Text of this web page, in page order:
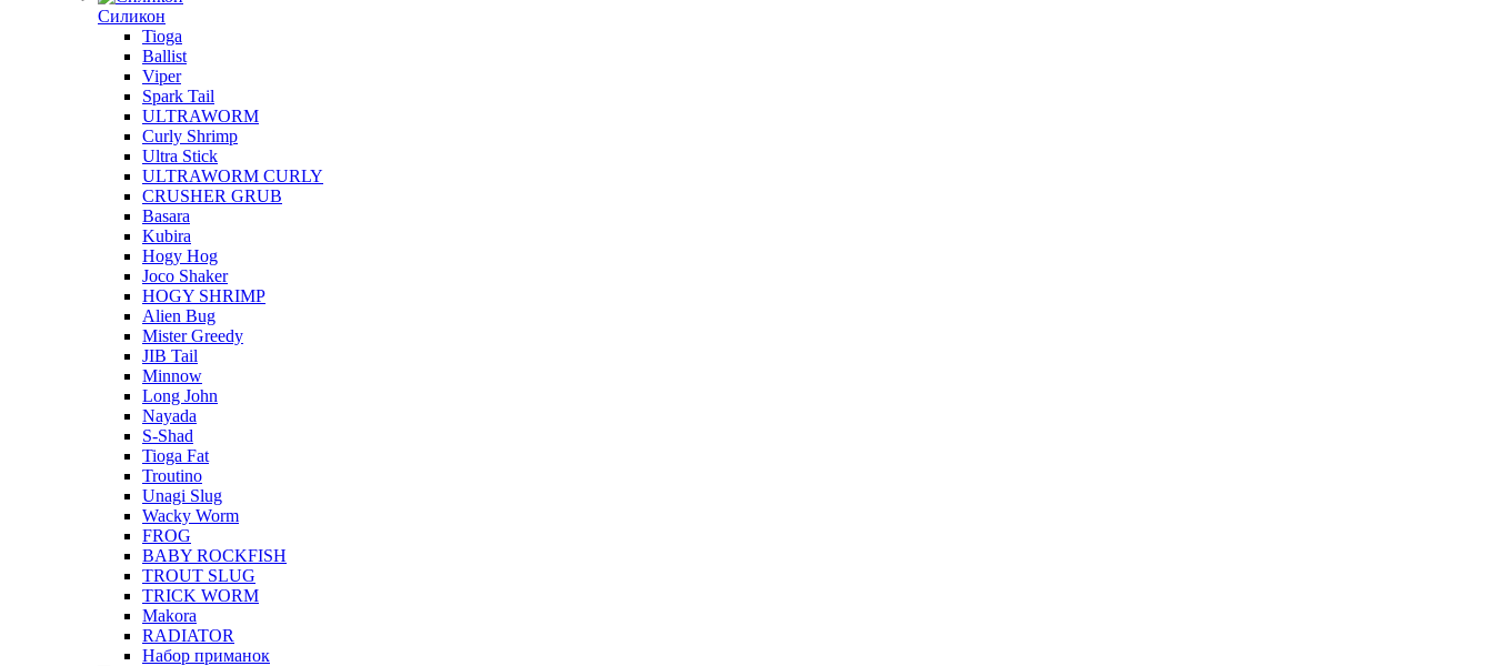
Силикон
Tioga
Ballist
Viper
Spark Tail
ULTRAWORM
Curly Shrimp
Ultra Stick
ULTRAWORM CURLY
CRUSHER GRUB
Basara
Kubira
Hogy Hog
Joco Shaker
HOGY SHRIMP
Alien Bug
Mister Greedy
JIB Tail
Minnow
Long John
Nayada
S-Shad
Tioga Fat
Troutino
Unagi Slug
Wacky Worm
FROG
BABY ROCKFISH
TROUT SLUG
TRICK WORM
Makora
RADIATOR
Набор приманок